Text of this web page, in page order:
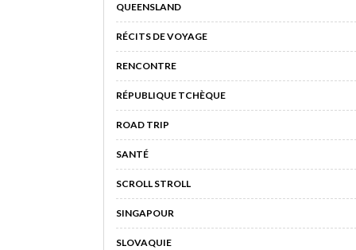
QUEENSLAND
RÉCITS DE VOYAGE
RENCONTRE
RÉPUBLIQUE TCHÈQUE
ROAD TRIP
SANTÉ
SCROLL STROLL
SINGAPOUR
SLOVAQUIE